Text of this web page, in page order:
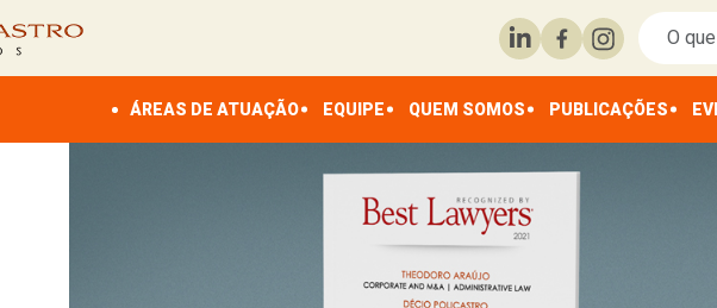
ÁREAS DE ATUAÇÃO EQUIPE QUEM SOMOS PUBLICAÇÕES